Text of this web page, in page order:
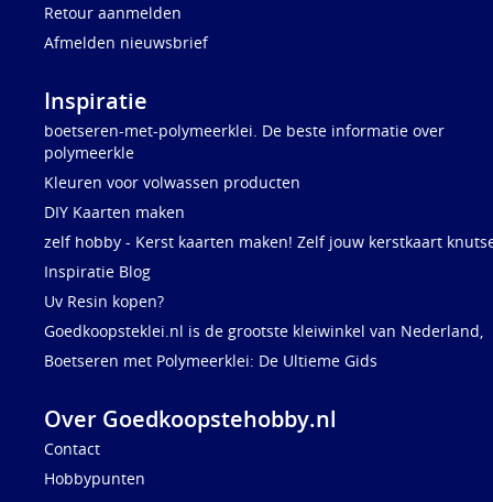
Retour aanmelden
Afmelden nieuwsbrief
Inspiratie
boetseren-met-polymeerklei. De beste informatie over
polymeerkle
Kleuren voor volwassen producten
DIY Kaarten maken
zelf hobby - Kerst kaarten maken! Zelf jouw kerstkaart
Inspiratie Blog
Uv Resin kopen?
Goedkoopsteklei.nl is de grootste kleiwinkel van Nederland,
Boetseren met Polymeerklei: De Ultieme Gids
Over Goedkoopstehobby.nl
Contact
Hobbypunten